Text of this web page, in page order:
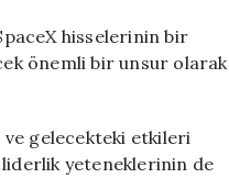
hisselerinin bir
önemli bir unsur olarak
ve gelecekteki etkileri
liderlik yeteneklerinin de